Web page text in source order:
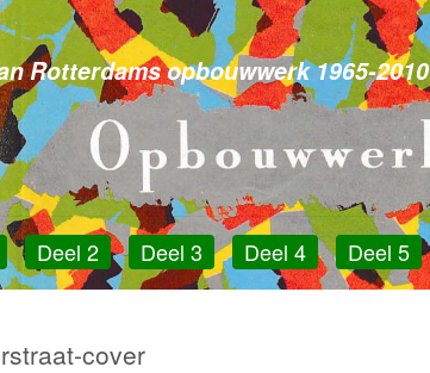
in Rotterdam
Rotterdams opbouwwerk 1965-2010
Deel 2 Deel 3 Deel 4 Deel 5
cover